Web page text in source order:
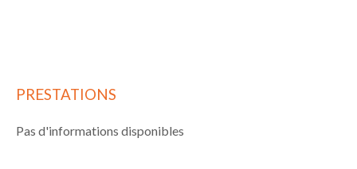
PRESTATIONS
Pas d'informations disponibles